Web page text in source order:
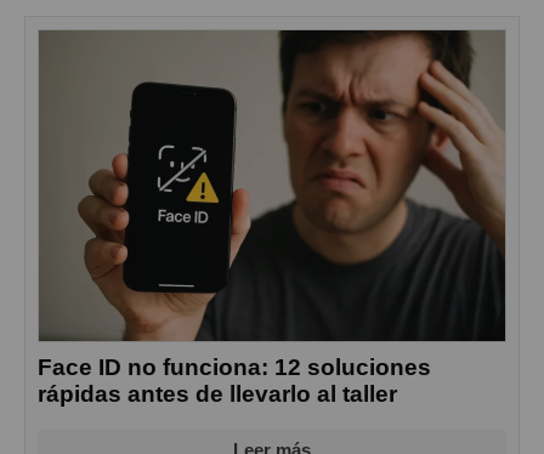
Face ID no funciona: 12 soluciones
rápidas antes de llevarlo al taller